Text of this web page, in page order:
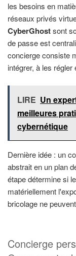
les besoins en
réseaux privés
CyberGhostsont
de passe est
concierge consiste
intégrer, à les régler
LIRE Un
meilleures
cybernétique
Dernière idée : un
abstrait en un plan
étape détermine si
matériellement
bricolage ne
Concierge